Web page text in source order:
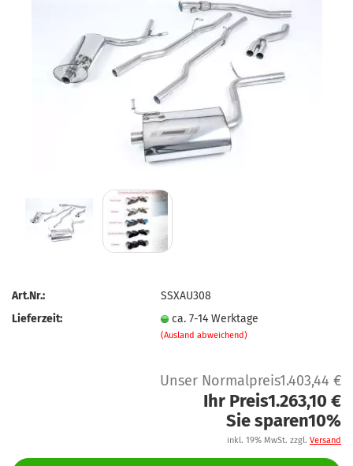
Art.Nr.:
SSXAU308
Lieferzeit:
ca. 7-14 Werktage
(Ausland abweichend)
Unser Normalpreis1.403,44 €
Ihr Preis1.263,10 €
Sie sparen10%
inkl. 19% MwSt. zzgl. Versand